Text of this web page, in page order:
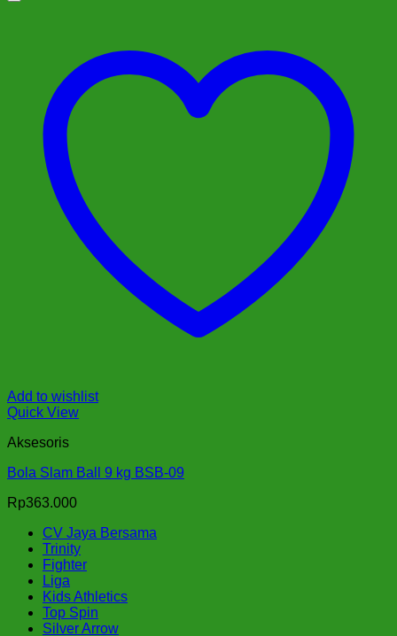
Add to wishlist
Quick View
Aksesoris
Bola Slam Ball 9 kg BSB-09
Rp363.000
CV Jaya Bersama
Trinity
Fighter
Liga
Kids Athletics
Top Spin
Silver Arrow